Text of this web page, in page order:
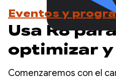
Eventos y
Usa R8
optimizar
tu app
Comenzaremos con el